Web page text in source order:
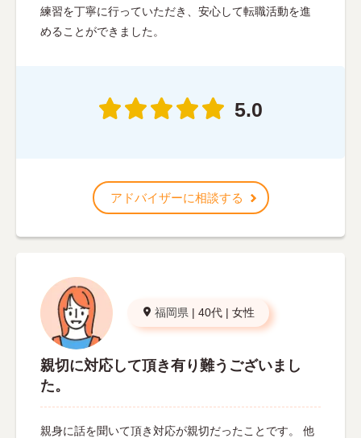
練習を丁寧に行っていただき、安心して転職活動を進
めることができました。
5.0
アドバイザーに相談する
福岡県 | 40代 | 女性
親切に対応して頂き有り難うございまし
た。
親身に話を聞いて頂き対応が親切だったことです。 他